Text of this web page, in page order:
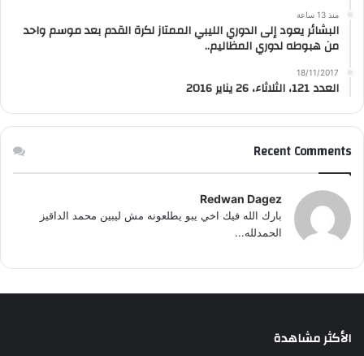
منذ 13 ساعة
البشائر يعود إلى الدوري الليبي الممتاز لكرة القدم بعد موسم واحد
من هبوطه لدوري المظاليم..
18/11/2017
العدد 121، الثلاثاء، 26 يناير 2016
Recent Comments
Redwan Dagez
بارك الله فيك اخي يبو يطلعونه مش ليبين محمد الداقيز
الحمدلله...
الأكثر مشاهدة